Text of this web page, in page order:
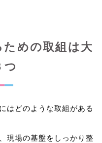
めの取組は大
つ
はどのような取組がある
現場の基盤をしっかり整